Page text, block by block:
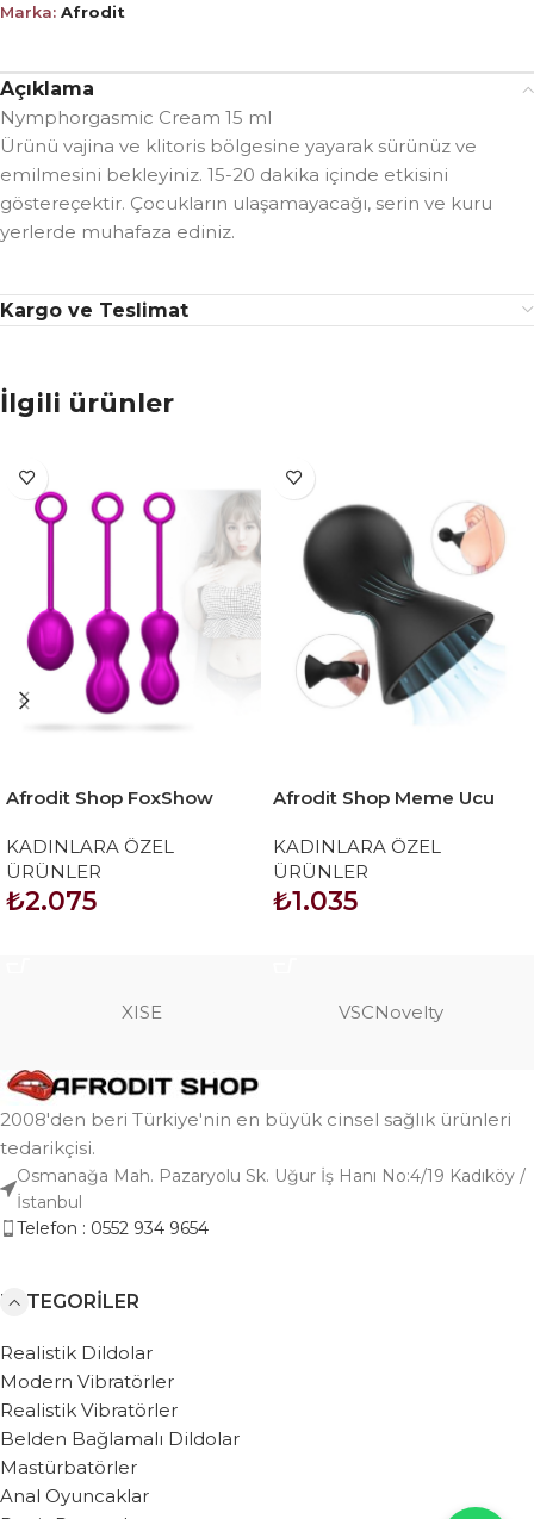
Marka: Afrodit
Açıklama
Nymphorgasmic Cream 15 ml
Ürünü vajina ve klitoris bölgesine yayarak sürünüz ve
emilmesini bekleyiniz. 15-20 dakika içinde etkisini
göstereçektir. Çocukların ulaşamayacağı, serin ve kuru
yerlerde muhafaza ediniz.
Kargo ve Teslimat
İlgili ürünler
Afrodit Shop FoxShow
KADINLARA ÖZEL
ÜRÜNLER
₺2.075
Afrodit Shop Meme Ucu
Özellikli Göğüs Uyarıcı
KADINLARA ÖZEL
ÜRÜNLER
₺1.035
XISE VSCNovelty
2008'den beri Türkiye'nin en büyük cinsel sağlık ürünleri
tedarikçisi.
Osmanağa Mah. Pazaryolu Sk. Uğur İş Hanı No:4/19 Kadıköy /
İstanbul
Telefon : 0552 934 9654
KATEGORILER
Realistik Dildolar
Modern Vibratörler
Realistik Vibratörler
Belden Bağlamalı Dildolar
Mastürbatörler
Anal Oyuncaklar